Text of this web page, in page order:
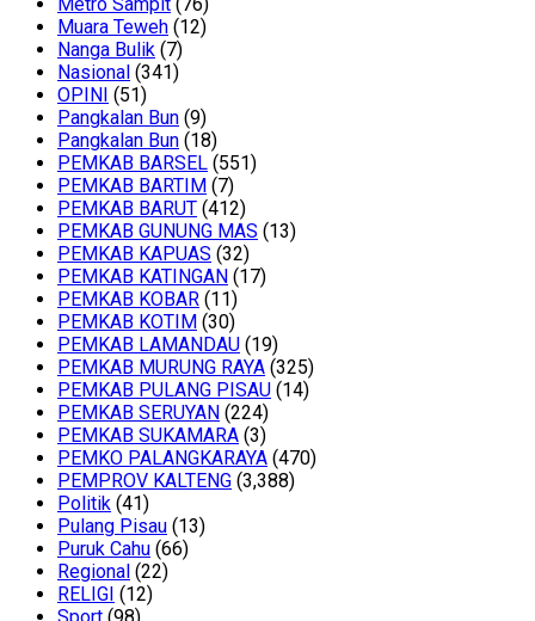
Muara Teweh (12)
Nanga Bulik (7)
Nasional (341)
OPINI (51)
Pangkalan Bun (9)
Pangkalan Bun (18)
PEMKAB BARSEL (551)
PEMKAB BARTIM (7)
PEMKAB BARUT (412)
PEMKAB GUNUNG MAS (13)
PEMKAB KAPUAS (32)
PEMKAB KATINGAN (17)
PEMKAB KOBAR (11)
PEMKAB KOTIM (30)
PEMKAB LAMANDAU (19)
PEMKAB MURUNG RAYA (325)
PEMKAB PULANG PISAU (14)
PEMKAB SERUYAN (224)
PEMKAB SUKAMARA (3)
PEMKO PALANGKARAYA (470)
PEMPROV KALTENG (3,388)
Politik (41)
Pulang Pisau (13)
Puruk Cahu (66)
Regional (22)
RELIGI (12)